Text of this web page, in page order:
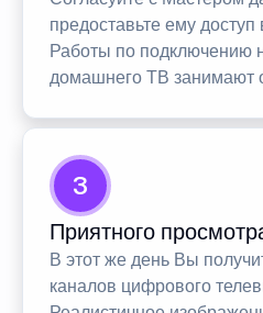
предоставьте ему доступ
Работы по подключению
домашнего ТВ занимают
3
Приятного
В этот же день Вы
каналов цифрового